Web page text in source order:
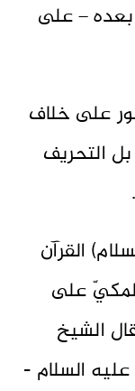
بعده – على
على خلاف
التحريف
القرآن
على
الشيخ
السلام -